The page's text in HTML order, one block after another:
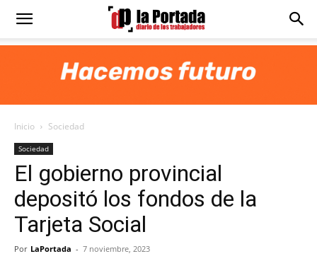
Diario
Portada
Inicio Sociedad
Sociedad
El gobierno provincial
depositó los fondos de la
Tarjeta Social
Por LaPortada - 7 noviembre, 2023